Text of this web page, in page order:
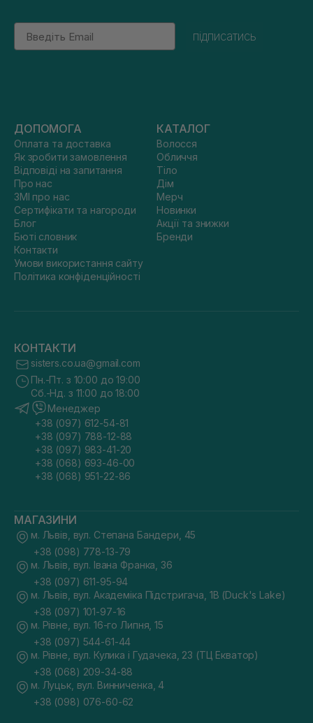
Email
підписатись
ДОПОМОГА
Оплата та доставка
Як зробити замовлення
Відповіді на запитання
Про нас
ЗМІ про нас
Сертифікати та нагороди
Блог
Бюті словник
Контакти
Умови використання сайту
Політика конфіденційності
КАТАЛОГ
Волосся
Обличчя
Тіло
Дім
Мерч
Новинки
Акції та знижки
Бренди
КОНТАКТИ
sisters.co.ua@gmail.com
Пн.-Пт. з 10:00 до 19:00
Сб.-Нд. з 11:00 до 18:00
Менеджер
+38 (097) 612-54-81
+38 (097) 788-12-88
+38 (097) 983-41-20
+38 (068) 693-46-00
+38 (068) 951-22-86
МАГАЗИНИ
м. Львів, вул. Степана Бандери, 45
+38 (098) 778-13-79
м. Львів, вул. Івана Франка, 36
+38 (097) 611-95-94
м. Львів, вул. Академіка Підстригача, 1В (Duck's Lake)
+38 (097) 101-97-16
м. Рівне, вул. 16-го Липня, 15
+38 (097) 544-61-44
м. Рівне, вул. Кулика і Гудачека, 23 (ТЦ Екватор)
+38 (068) 209-34-88
м. Луцьк, вул. Винниченка, 4
+38 (098) 076-60-62